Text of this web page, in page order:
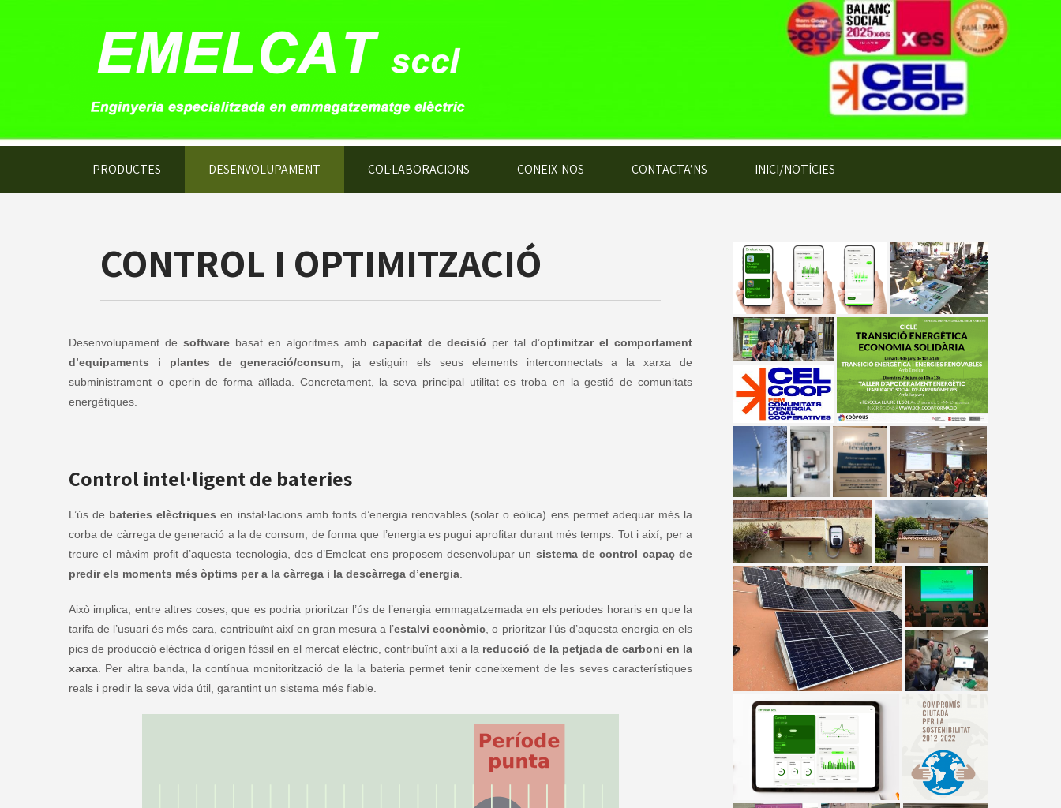
PRODUCTES DESENVOLUPAMENT COL·LABORACIONS CONEIX-NOS CONTACTA’NS INICI/NOTÍCIES
CONTROL I OPTIMITZACIÓ
Desenvolupament desoftware basat en algoritmes amb capacitat de decisió per tal d’optimitzar el comportament
d’equipaments i plantes de generació/consum , ja estiguin els seus elements interconnectats a la xarxa de
subministrament o operin de forma aïllada. Concretament, la seva principal utilitat es troba en la gestió de comunitats
energètiques.
Control intel·ligent de bateries
L’ús de bateries elèctriques en instal·lacions amb fonts d’energia renovables (solar o eòlica) ens permet adequar més la
corba de càrrega de generació a la de consum, de forma que l’energia es pugui aprofitar durant més temps. Tot i així, per a
treure el màxim profit d’aquesta tecnologia, des d’Emelcat ens proposem desenvolupar un sistema de control capaç de
predir els moments més òptims per a la càrrega i la descàrrega d’energia
Això implica, entre altres coses, que es podria prioritzar l’ús de l’energia emmagatzemada en els periodes horaris en que la
tarifa de l’usuari és més cara, contribuïnt així en gran mesura a l’estalvi econòmic , o prioritzar l’ús d’aquesta energia en els
pics de producció elèctrica d’orígen fòssil en el mercat elèctric, contribuïnt així a la reducció de la petjada de carboni en la
xarxa . Per altra banda, la contínua monitorització de la la bateria permet tenir coneixement de les seves característiques
reals i predir la seva vida útil, garantint un sistema més fiable.